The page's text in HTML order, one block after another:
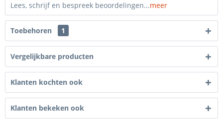
Lees, schrijf en bespreek beoordelingen...meer
Toebehoren 1
Vergelijkbare producten
Klanten kochten ook
Klanten bekeken ook